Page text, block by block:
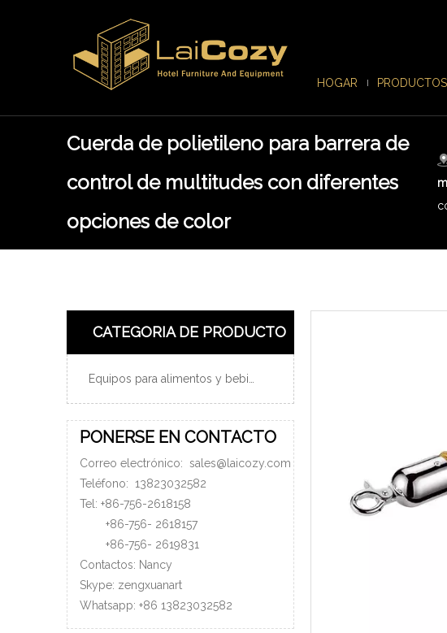
HOGAR PRODUCTOS
Cuerda de polietileno para barrera de
control de multitudes con diferentes
opciones de color
CATEGORIA DE PRODUCTO
PONERSE EN CONTACTO
Correo electrónico: sales@laicozy.com
Teléfono: 13823032582
Tel: +86-756-2618158
+86-756- 2618157
+86-756- 2619831
Contactos: Nancy
Skype: zengxuanart
Whatsapp: +86 13823032582